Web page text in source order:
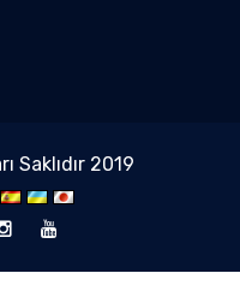
Saklıdır 2019